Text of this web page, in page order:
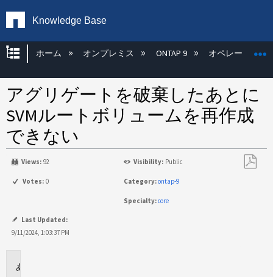
Knowledge Base
グローバル階層を展開/折りたたむ
ホーム オンプレミス ONTAP 9 オペレーティン
アグリゲートを破棄したあとに
SVMルートボリュームを再作成
できない
Views: 92 Visibility: Public
Votes: 0 Category:ontap-9
Specialty:core
Last Updated:
9/11/2024, 1:03:37 PM